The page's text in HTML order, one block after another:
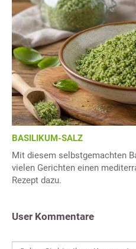
BASILIKUM-SALZ
Mit diesem selbstgemachten
vielen Gerichten einen
Rezept dazu.
User Kommentare